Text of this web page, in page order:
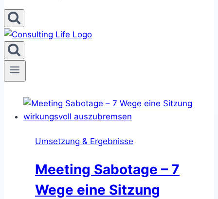
Umsetzung & Ergebnisse
Meeting Sabotage – 7
Wege eine Sitzung